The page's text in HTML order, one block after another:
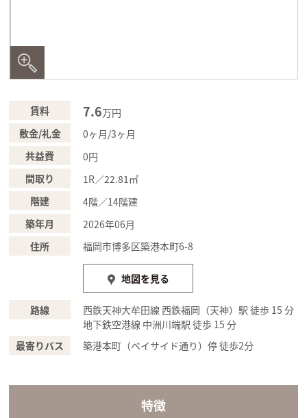
賃料 7.6万円
敷金/礼金
0ヶ月/3ヶ月
共益費
0円
間取り
1R／22.81㎡
階建
4階／14階建
築年月
2026年06月
住所
福岡市博多区築港本町6-8
地図を見る
路線
西鉄天神大牟田線 西鉄福岡（天神）駅 徒歩 15 分
地下鉄空港線 中洲川端駅 徒歩 15 分
最寄りバス
築港本町（ベイサイド通り）停 徒歩2分
特徴